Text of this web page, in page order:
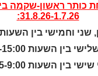
כותר ראשון-שקמה
31.8.26-1.7.26:
וחמישי בין השעות 19:45-15:00
בין השעות 21:45-15:00
בין השעות 12:45-9:00